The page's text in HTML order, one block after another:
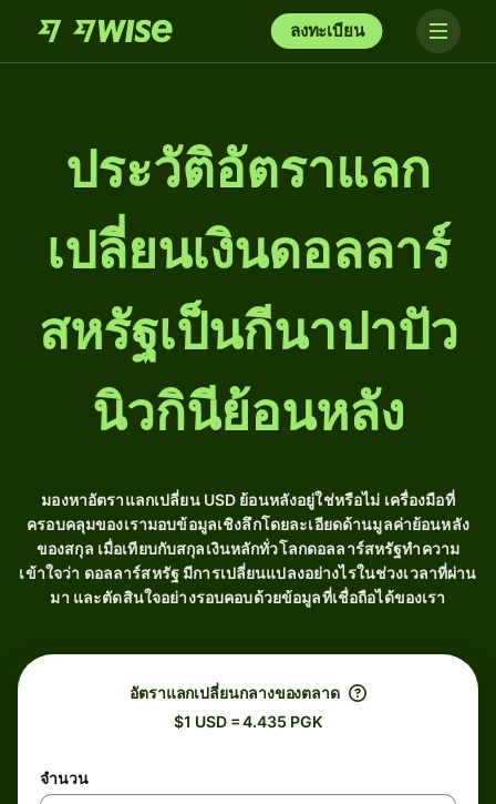
ลงทะเบียน
ประวัติอัตราแลก
เปลี่ยนเงินดอลลาร์
สหรัฐเป็นกีนาปาปัว
นิวกินีย้อนหลัง
มองหาอัตราแลกเปลี่ยน USD ย้อนหลังอยู่ใช่หรือไม่ เครื่องมือที่
ครอบคลุมของเรามอบข้อมูลเชิงลึกโดยละเอียดด้านมูลค่าย้อนหลัง
ของสกุล เมื่อเทียบกับสกุลเงินหลักทั่วโลกดอลลาร์สหรัฐทำความ
เข้าใจว่า ดอลลาร์สหรัฐ มีการเปลี่ยนแปลงอย่างไรในช่วงเวลาที่ผ่าน
มา และตัดสินใจอย่างรอบคอบด้วยข้อมูลที่เชื่อถือได้ของเรา
อัตราแลกเปลี่ยนกลางของตลาด
$1 USD = 4.435 PGK
จำนวน